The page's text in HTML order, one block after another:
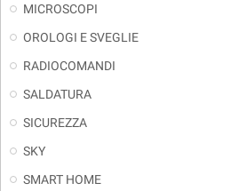
MICROSCOPI
OROLOGI E SVEGLIE
RADIOCOMANDI
SALDATURA
SICUREZZA
SKY
SMART HOME